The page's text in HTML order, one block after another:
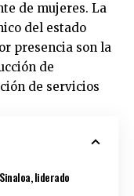
de mujeres. La
del estado
presencia son la
de
de servicios
liderado